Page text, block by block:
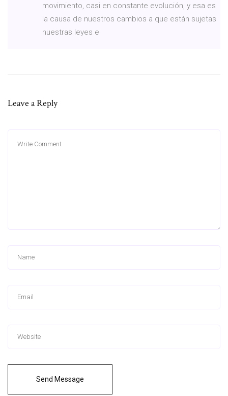
movimiento, casi en constante evolución, y esa es
la causa de nuestros cambios a que están sujetas
nuestras leyes e
Leave a Reply
Send Message